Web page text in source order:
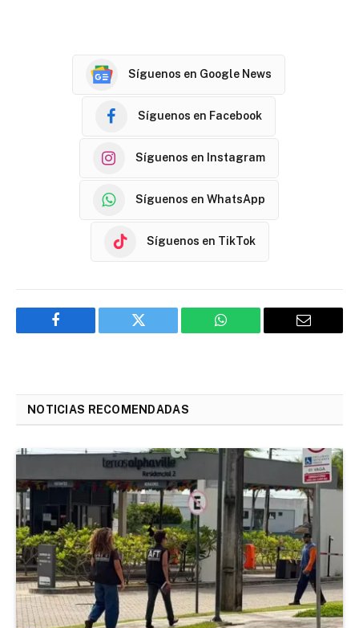
Síguenos en Google News
Síguenos en Facebook
Síguenos en Instagram
Síguenos en WhatsApp
Síguenos en TikTok
Facebook Twitter WhatsApp Email
NOTICIAS RECOMENDADAS